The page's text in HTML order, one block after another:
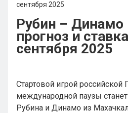
сентября 2025
Рубин – Динамо
прогноз и
сентября 2025
Стартовой игрой
международной паузы
Рубина и Динамо из